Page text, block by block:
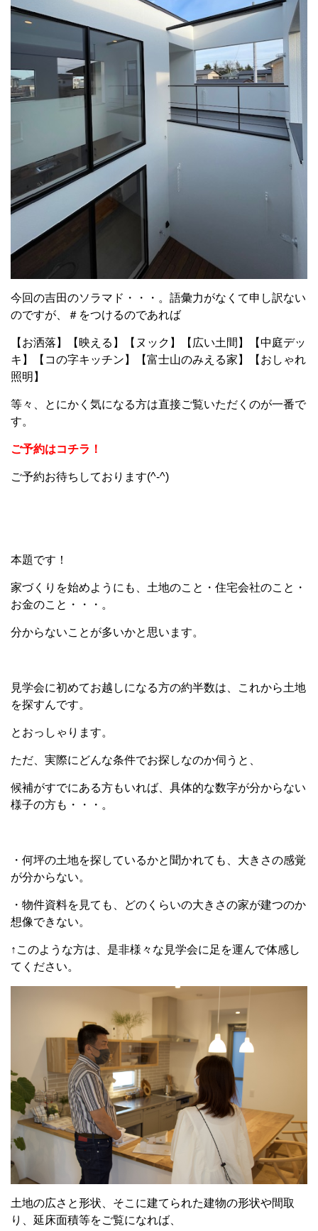
今回の吉田のソラマド・・・。語彙力がなくて申し訳ない
のですが、＃をつけるのであれば
【お洒落】【映える】【ヌック】【広い土間】【中庭デッ
キ】【コの字キッチン】【富士山のみえる家】【おしゃれ
照明】
等々、とにかく気になる方は直接ご覧いただくのが一番で
す。
ご予約はコチラ！
ご予約お待ちしております(^-^)
本題です！
家づくりを始めようにも、土地のこと・住宅会社のこと・
お金のこと・・・。
分からないことが多いかと思います。
見学会に初めてお越しになる方の約半数は、これから土地
を探すんです。
とおっしゃります。
ただ、実際にどんな条件でお探しなのか伺うと、
候補がすでにある方もいれば、具体的な数字が分からない
様子の方も・・・。
・何坪の土地を探しているかと聞かれても、大きさの感覚
が分からない。
・物件資料を見ても、どのくらいの大きさの家が建つのか
想像できない。
↑このような方は、是非様々な見学会に足を運んで体感し
てください。
土地の広さと形状、そこに建てられた建物の形状や間取
り、延床面積等をご覧になれば、